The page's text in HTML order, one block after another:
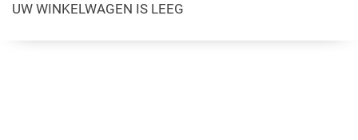
UW WINKELWAGEN IS LEEG